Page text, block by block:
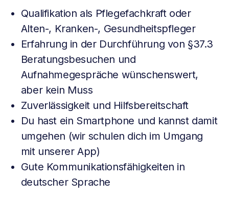
Qualifikation als Pflegefachkraft oder
Alten-, Kranken-, Gesundheitspfleger
Erfahrung in der Durchführung von §37.3
Beratungsbesuchen und
Aufnahmegespräche wünschenswert,
aber kein Muss
Zuverlässigkeit und Hilfsbereitschaft
Du hast ein Smartphone und kannst damit
umgehen (wir schulen dich im Umgang
mit unserer App)
Gute Kommunikationsfähigkeiten in
deutscher Sprache